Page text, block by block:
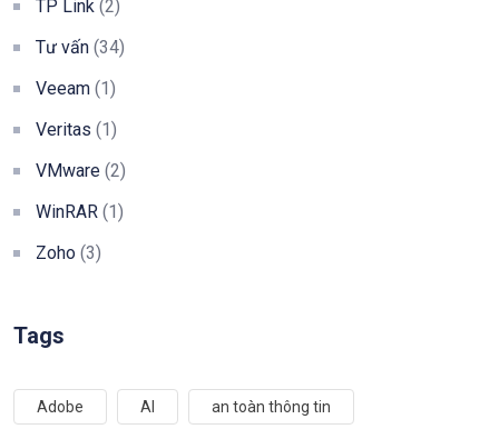
TP Link (2)
Tư vấn (34)
Veeam (1)
Veritas (1)
VMware (2)
WinRAR (1)
Zoho (3)
Tags
Adobe AI an toàn thông tin